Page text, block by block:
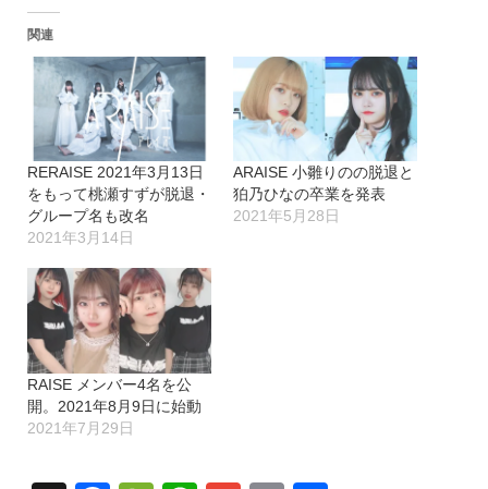
関連
RERAISE 2021年3月13日
をもって桃瀬すずが脱退・
グループ名も改名
2021年3月14日
ARAISE 小雛りのの脱退と
狛乃ひなの卒業を発表
2021年5月28日
RAISE メンバー4名を公
開。2021年8月9日に始動
2021年7月29日